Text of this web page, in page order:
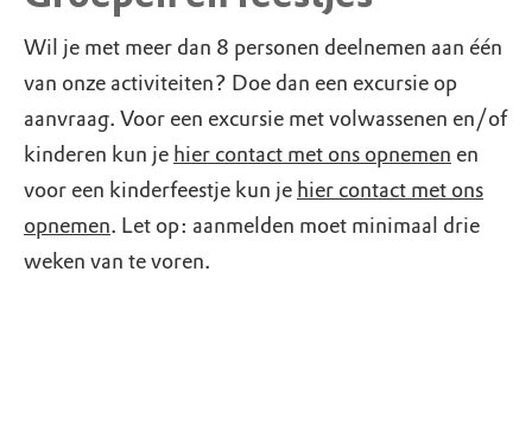
Wil je met meer dan 8 personen deelnemen aan één
van onze activiteiten? Doe dan een excursie op
aanvraag. Voor een excursie met volwassenen en/of
kinderen kun je hier contact met ons opnemen en
voor een kinderfeestje kun je hier contact met ons
opnemen. Let op: aanmelden moet minimaal drie
weken van te voren.